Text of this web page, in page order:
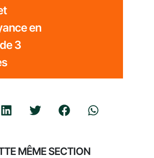
en
3
MÊME SECTION